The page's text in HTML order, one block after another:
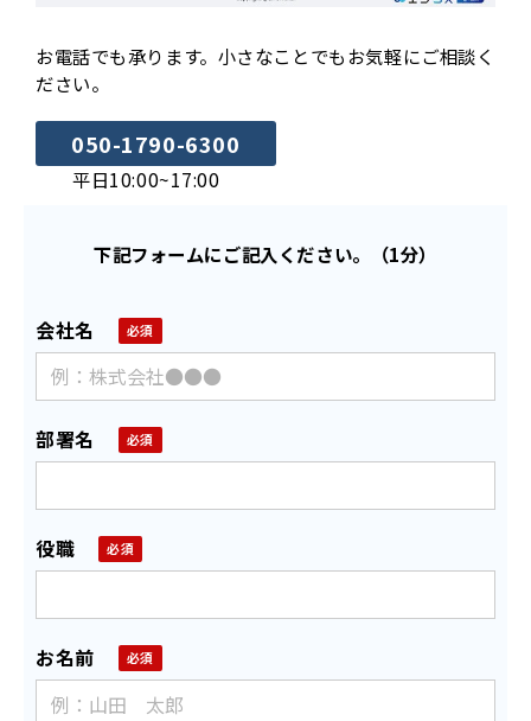
お電話でも承ります。小さなことでもお気軽にご相談く
ださい。
050-1790-6300
平日10:00~17:00
下記フォームにご記入ください。（1分）
会社名
部署名
役職
お名前